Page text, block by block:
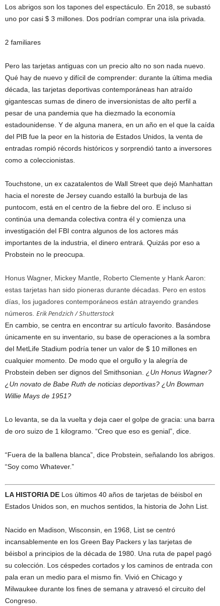
Los abrigos son los tapones del espectáculo. En 2018, se subastó
uno por casi $ 3 millones. Dos podrían comprar una isla privada.
2 familiares
Pero las tarjetas antiguas con un precio alto no son nada nuevo.
Qué hay de nuevo y difícil de comprender: durante la última media
década, las tarjetas deportivas contemporáneas han atraído
gigantescas sumas de dinero de inversionistas de alto perfil a
pesar de una pandemia que ha diezmado la economía
estadounidense. Y de alguna manera, en un año en el que la caída
del PIB fue la peor en la historia de Estados Unidos, la venta de
entradas rompió récords históricos y sorprendió tanto a inversores
como a coleccionistas.
Touchstone, un ex cazatalentos de Wall Street que dejó Manhattan
hacia el noreste de Jersey cuando estalló la burbuja de las
puntocom, está en el centro de la fiebre del oro. E incluso si
continúa una demanda colectiva contra él y comienza una
investigación del FBI contra algunos de los actores más
importantes de la industria, el dinero entrará. Quizás por eso a
Probstein no le preocupa.
Honus Wagner, Mickey Mantle, Roberto Clemente y Hank Aaron:
estas tarjetas han sido pioneras durante décadas. Pero en estos
días, los jugadores contemporáneos están atrayendo grandes
números. Erik Pendzich / Shutterstock
En cambio, se centra en encontrar su artículo favorito. Basándose
únicamente en su inventario, su base de operaciones a la sombra
del MetLife Stadium podría tener un valor de $ 10 millones en
cualquier momento. De modo que el orgullo y la alegría de
Probstein deben ser dignos del Smithsonian. ¿Un Honus Wagner?
¿Un novato de Babe Ruth de noticias deportivas? ¿Un Bowman
Willie Mays de 1951?
Lo levanta, se da la vuelta y deja caer el golpe de gracia: una barra
de oro suizo de 1 kilogramo. “Creo que eso es genial”, dice.
“Fuera de la ballena blanca”, dice Probstein, señalando los abrigos.
“Soy como Whatever.”
LA HISTORIA DE Los últimos 40 años de tarjetas de béisbol en
Estados Unidos son, en muchos sentidos, la historia de John List.
Nacido en Madison, Wisconsin, en 1968, List se centró
incansablemente en los Green Bay Packers y las tarjetas de
béisbol a principios de la década de 1980. Una ruta de papel pagó
su colección. Los céspedes cortados y los caminos de entrada con
pala eran un medio para el mismo fin. Vivió en Chicago y
Milwaukee durante los fines de semana y atravesó el circuito del
Congreso.